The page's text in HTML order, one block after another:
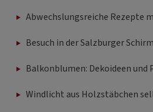
Abwechslungsreiche Rezepte
Besuch in der Salzburger
Balkonblumen: Dekoideen und
Windlicht aus Holzstäbchen